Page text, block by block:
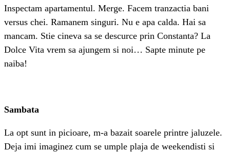
Inspectam apartamentul. Merge. Facem tranzactia bani
versus chei. Ramanem singuri. Nu e apa calda. Hai sa
mancam. Stie cineva sa se descurce prin Constanta? La
Dolce Vita vrem sa ajungem si noi… Sapte minute pe
naiba!
Sambata
La opt sunt in picioare, m-a bazait soarele printre jaluzele.
Deja imi imaginez cum se umple plaja de weekendisti si